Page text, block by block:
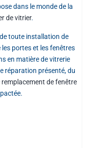
dans le monde de la
de vitrier.
toute installation de
portes et les fenêtres
en matière de vitrerie
réparation présenté, du
remplacement de fenêtre